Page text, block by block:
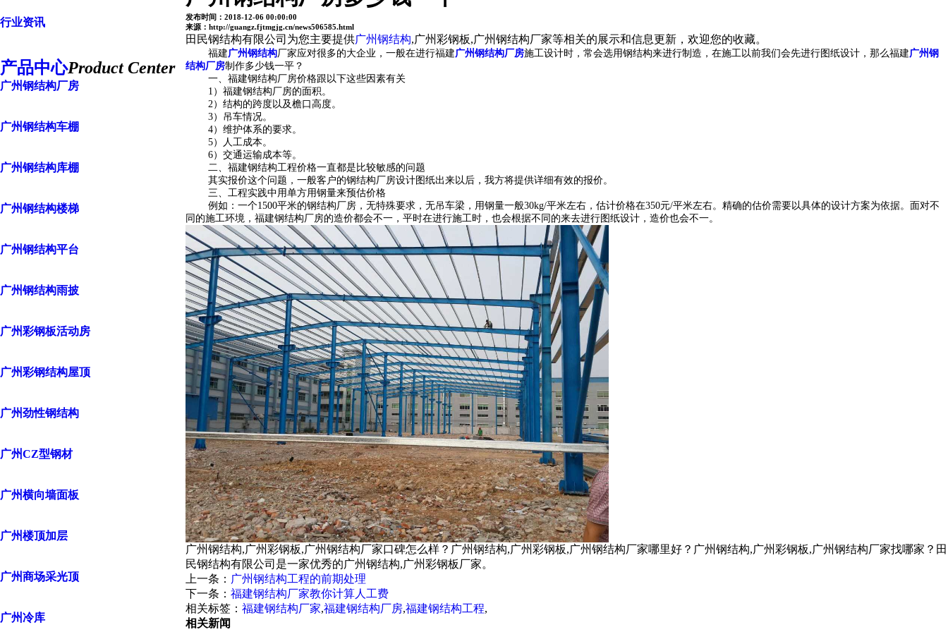
行业资讯
产品中心Product Center
广州钢结构厂房
广州钢结构车棚
广州钢结构库棚
广州钢结构楼梯
广州钢结构平台
广州钢结构雨披
广州彩钢板活动房
广州彩钢结构屋顶
广州劲性钢结构
广州CZ型钢材
广州横向墙面板
广州楼顶加层
广州商场采光顶
广州冷库
发布时间：2018-12-06 00:00:00
来源：http://guangz.fjtmgjg.cn/news506585.html
田民钢结构有限公司为您主要提供广州钢结构,广州彩钢板,广州钢结构厂家等相关的展示和信息更新，欢迎您的收藏。
福建广州钢结构厂家应对很多的大企业，一般在进行福建广州钢结构厂房施工设计时，常会选用钢结构来进行制造，在施工以前我们会先进行图纸设计，那么福建广州钢
结构厂房制作多少钱一平？
一、福建钢结构厂房价格跟以下这些因素有关
1）福建钢结构厂房的面积。
2）结构的跨度以及檐口高度。
3）吊车情况。
4）维护体系的要求。
5）人工成本。
6）交通运输成本等。
二、福建钢结构工程价格一直都是比较敏感的问题
其实报价这个问题，一般客户的钢结构厂房设计图纸出来以后，我方将提供详细有效的报价。
三、工程实践中用单方用钢量来预估价格
例如：一个1500平米的钢结构厂房，无特殊要求，无吊车梁，用钢量一般30kg/平米左右，估计价格在350元/平米左右。精确的估价需要以具体的设计方案为依据。 面对不
同的施工环境，福建钢结构厂房的造价都会不一，平时在进行施工时，也会根据不同的来去进行图纸设计，造价也会不一。
广州钢结构,广州彩钢板,广州钢结构厂家口碑怎么样？广州钢结构,广州彩钢板,广州钢结构厂家哪里好？广州钢结构,广州彩钢板,广州钢结构厂家找哪家？田
民钢结构有限公司是一家优秀的广州钢结构,广州彩钢板厂家。
上一条： 广州钢结构工程的前期处理
下一条： 福建钢结构厂家教你计算人工费
相关标签： 福建钢结构厂家,福建钢结构厂房,福建钢结构工程,
相关新闻